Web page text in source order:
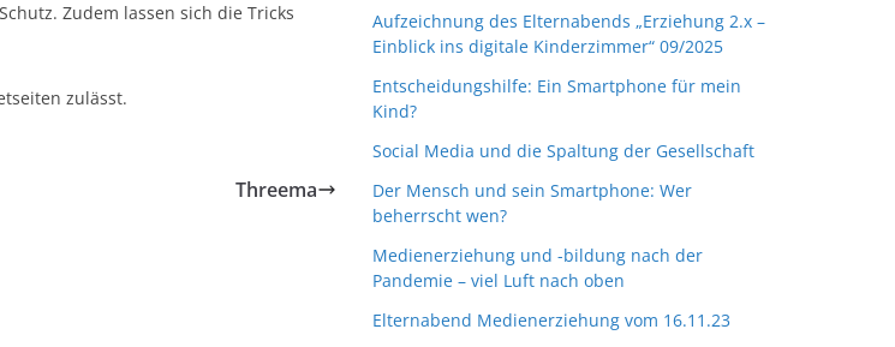
Zudem lassen sich die Tricks
zulässt.
Threema
Aufzeichnung des Elternabends „Erziehung 2.x –
Einblick ins digitale Kinderzimmer“ 09/2025
Entscheidungshilfe: Ein Smartphone für mein
Kind?
Social Media und die Spaltung der Gesellschaft
Der Mensch und sein Smartphone: Wer
beherrscht wen?
Medienerziehung und -bildung nach der
Pandemie – viel Luft nach oben
Elternabend Medienerziehung vom 16.11.23